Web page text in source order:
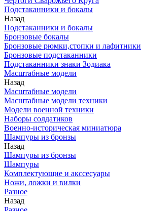
Подстаканники и бокалы
Назад
Подстаканники и бокалы
Бронзовые бокалы
Бронзовые рюмки,стопки и лафитники
Бронзовые подстаканники
Подстаканники знаки Зодиака
Масштабные модели
Назад
Масштабные модели
Масштабные модели техники
Модели военной техники
Наборы солдатиков
Военно-историческая миниатюра
Шампуры из бронзы
Назад
Шампуры из бронзы
Шампуры
Комплектующие и акссесуары
Ножи, ложки и вилки
Разное
Назад